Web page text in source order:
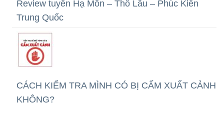
Review tuyến Hạ Môn – Thổ Lâu – Phúc Kiến
Trung Quốc
CÁCH KIỂM TRA MÌNH CÓ BỊ CẤM XUẤT CẢNH
KHÔNG?